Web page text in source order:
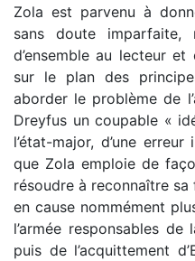
Zola est parvenu à
sans doute
d’ensemble au lecteur
sur le plan des
aborder le problème de
Dreyfus un coupable «
l’état-major, d’une
que Zola emploie de
résoudre à reconnaître sa
en cause nommément
l’armée responsables
puis de l’acquittement